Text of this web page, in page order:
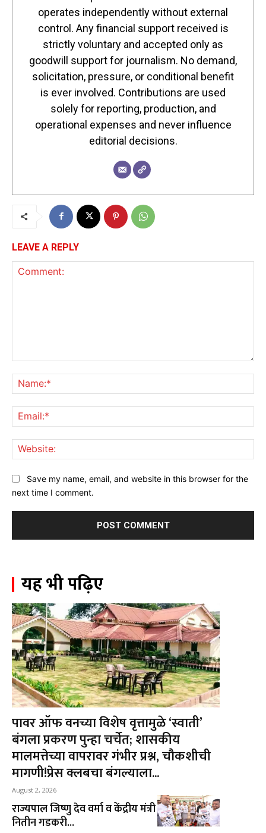
operates independently without external
control. Any financial support received is
strictly voluntary and accepted only as
goodwill support for journalism. No demand,
solicitation, pressure, or conditional benefit
is ever involved. Contributions are used
solely for reporting, production, and
operational expenses and never influence
editorial decisions.
LEAVE A REPLY
Save my name, email, and website in this browser for the
next time I comment.
यह भी पढ़िए
पावर ऑफ वनच्या विशेष वृत्तामुळे ‘स्वाती’
बंगला प्रकरण पुन्हा चर्चेत; शासकीय
मालमत्तेच्या वापरावर गंभीर प्रश्न, चौकशीची
मागणी!प्रेस क्लबचा बंगल्याला...
August 2, 2026
राज्यपाल जिष्णु देव वर्मा व केंद्रीय मंत्री
नितीन गडकरी...